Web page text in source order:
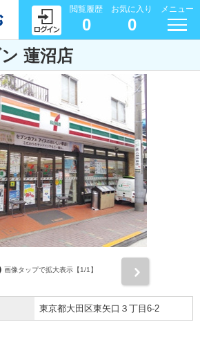
閲覧履歴
0
お気に入り
0
メニュー
蓮沼店
画像タップで拡大表示【1/1】
東京都大田区東矢口３丁目6-2